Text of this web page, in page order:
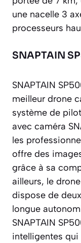
une nacelle 3
processeurs
SNAPTAIN
SNAPTAIN
meilleur drone
système de
avec caméra
les
offre des
grâce à sa
ailleurs, le
dispose de
longue
SNAPTAIN
intelligentes